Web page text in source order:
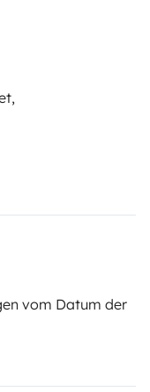
vom Datum der